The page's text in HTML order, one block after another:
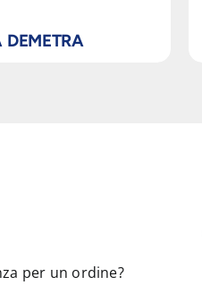
per un ordine?